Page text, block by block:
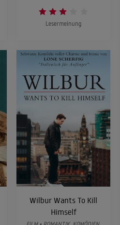
Lesermeinung
Wilbur Wants To Kill
Himself